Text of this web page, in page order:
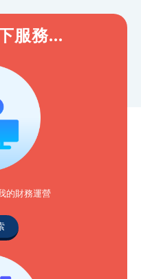
服務...
的財務運營